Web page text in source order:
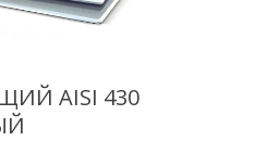
AISI 430